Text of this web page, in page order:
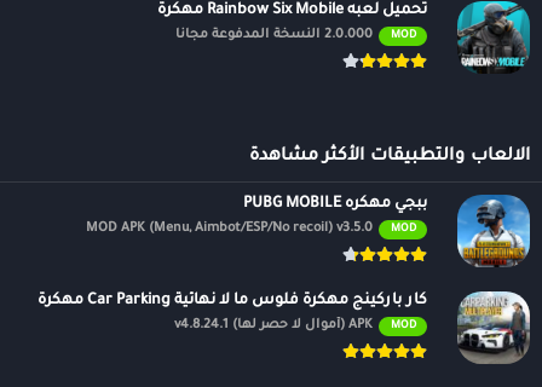
تحميل لعبه Rainbow Six Mobile مهكرة
MOD 2.0.000 النسخة المدفوعة مجانًا
الالعاب والتطبيقات الأكثر مشاهدة
ببجي مهكره PUBG MOBILE
MOD
MOD APK (Menu, Aimbot/ESP/No recoil) v3.5.0
كار باركينج مهكرة فلوس ما لا نهائية Car Parking مهكرة
MOD APK (أموال لا حصر لها) v4.8.24.1